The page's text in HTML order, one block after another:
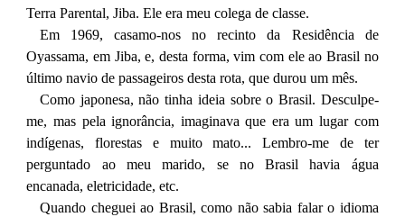
Terra Parental, Jiba. Ele era meu colega de classe.
Em 1969, casamo-nos no recinto da Residência de
Oyassama, em Jiba, e, desta forma, vim com ele ao Brasil no
último navio de passageiros desta rota, que durou um mês.
Como japonesa, não tinha ideia sobre o Brasil. Desculpe-
me, mas pela ignorância, imaginava que era um lugar com
indígenas, florestas e muito mato... Lembro-me de ter
perguntado ao meu marido, se no Brasil havia água
encanada, eletricidade, etc.
Quando cheguei ao Brasil, como não sabia falar o idioma